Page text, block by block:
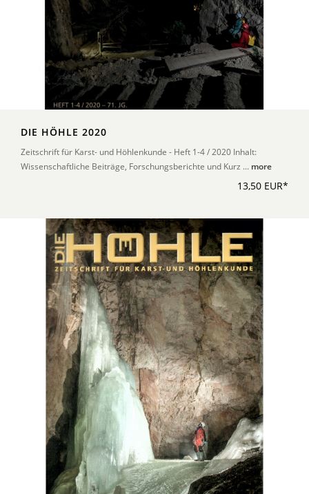
DIE HÖHLE 2020
Zeitschrift für Karst- und Höhlenkunde - Heft 1-4 / 2020 Inhalt:
Wissenschaftliche Beiträge, Forschungsberichte und Kurz ... more
13,50 EUR*